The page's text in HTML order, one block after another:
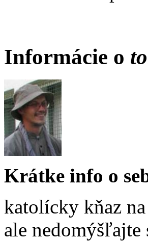
Informácie o
Krátke info o
katolícky kňaz
ale nedomýšľajte